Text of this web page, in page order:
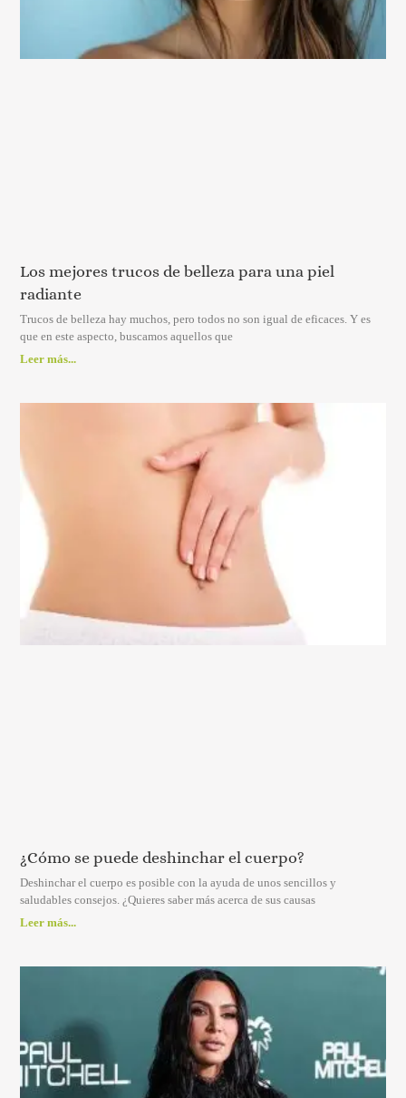
Los mejores trucos de belleza para una piel
radiante
Trucos de belleza hay muchos, pero todos no son igual de eficaces. Y es
que en este aspecto, buscamos aquellos que
Leer más...
¿Cómo se puede deshinchar el cuerpo?
Deshinchar el cuerpo es posible con la ayuda de unos sencillos y
saludables consejos. ¿Quieres saber más acerca de sus causas
Leer más...